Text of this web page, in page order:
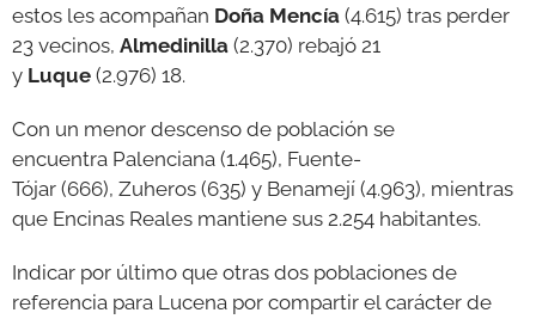
estos les acompañan Doña Mencía (4.615) tras perder
23 vecinos, Almedinilla (2.370) rebajó 21
y Luque (2.976) 18.
Con un menor descenso de población se
encuentra Palenciana (1.465), Fuente-
Tójar (666), Zuheros (635) y Benamejí (4.963), mientras
que Encinas Reales mantiene sus 2.254 habitantes.
Indicar por último que otras dos poblaciones de
referencia para Lucena por compartir el carácter de